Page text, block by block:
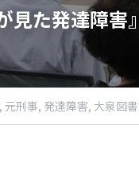
見た発達障害
元刑事, 発達障害, 大泉図